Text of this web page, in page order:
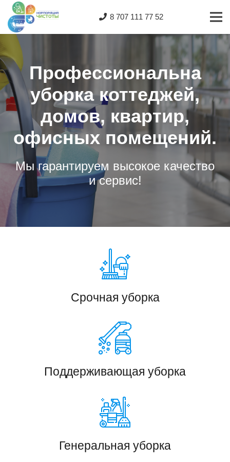
8 707 111 77 52
Профессиональна
уборка коттеджей,
домов, квартир,
офисных помещений.
Мы гарантируем высокое качество
и сервис!
Срочная уборка
Поддерживающая уборка
Генеральная уборка